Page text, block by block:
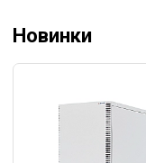
Новинки